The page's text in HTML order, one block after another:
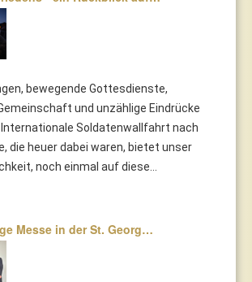
bewegende Gottesdienste,
und unzählige Eindrücke
Soldatenwallfahrt nach
die heuer dabei waren, bietet unser
noch einmal auf diese...
Messe in der St. Georg…